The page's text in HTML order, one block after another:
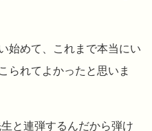
始めて、これまで本当にい
られてよかったと思いま
と連弾するんだから弾け